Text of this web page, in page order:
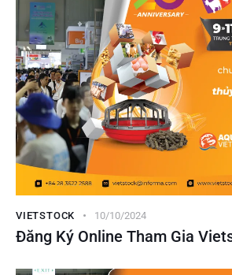
VIETSTOCK 10/10/2024
Đăng Ký Online Tham Gia